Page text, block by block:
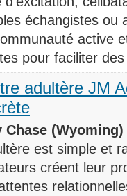
échangistes ou
active
pour faciliter
adultère JM
Chase (Wyoming)
est simple et
créent leur